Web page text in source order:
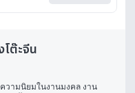
ต๊ะจีน
วามนิยมในงานมงคล งาน